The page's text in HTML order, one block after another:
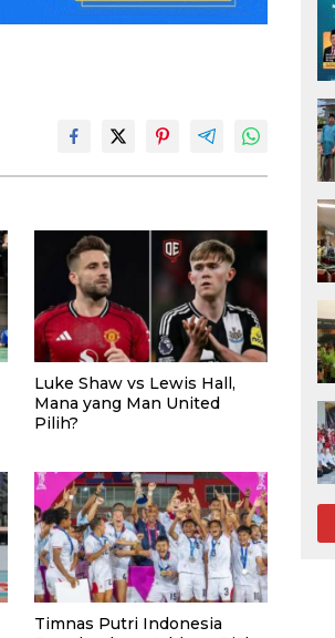
Luke Shaw vs Lewis Hall,
Mana yang Man United
Pilih?
Timnas Putri Indonesia